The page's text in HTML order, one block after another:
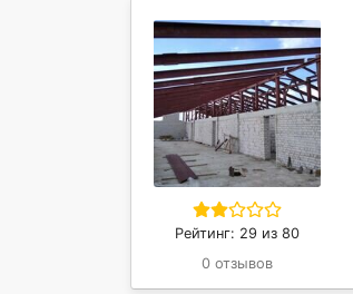
Рейтинг: 29 из 80
0 отзывов